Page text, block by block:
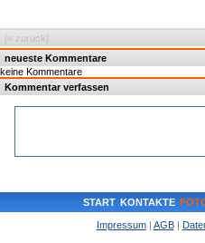
[« zurück]
neueste Kommentare
keine Kommentare
Kommentar verfassen
START KONTAKTE
Impressum| AGB|